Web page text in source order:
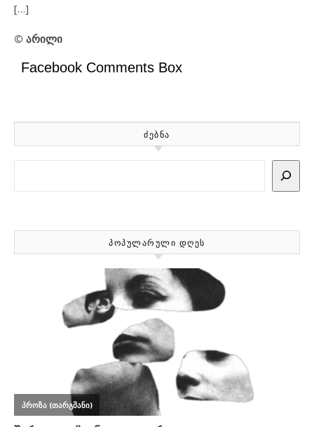
[…]
© არილი
Facebook Comments Box
ᲫᲔᲑᲜᲐ
ᲞᲝᲞᲣᲚᲐᲠᲣᲚᲘ ᲓᲦᲔᲡ